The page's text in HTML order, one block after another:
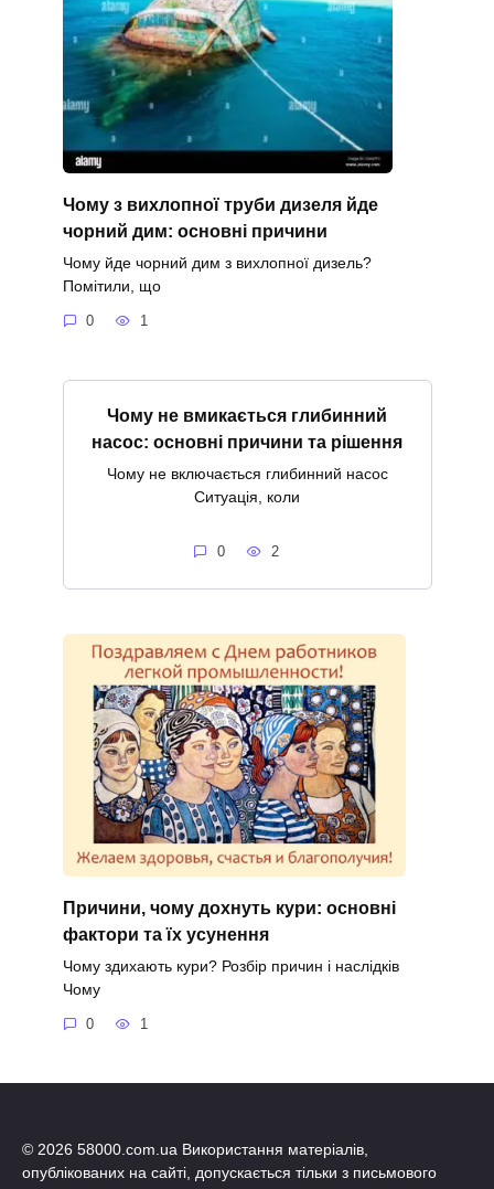
Чому з вихлопної труби дизеля йде
чорний дим: основні причини
Чому йде чорний дим з вихлопної дизель?
Помітили, що
0 1
Чому не вмикається глибинний
насос: основні причини та рішення
Чому не включається глибинний насос
Ситуація, коли
0 2
Причини, чому дохнуть кури: основні
фактори та їх усунення
Чому здихають кури? Розбір причин і наслідків
Чому
0 1
© 2026 58000.com.ua Використання матеріалів,
опублікованих на сайті, допускається тільки з письмового